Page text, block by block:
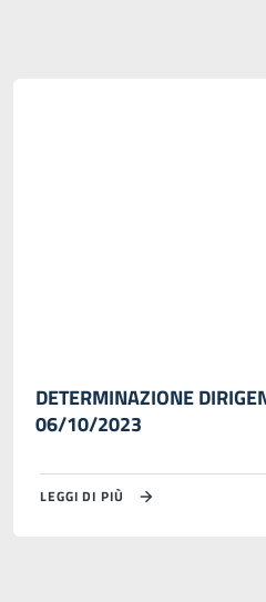
DETERMINAZIONE
06/10/2023
LEGGI DI PIÙ